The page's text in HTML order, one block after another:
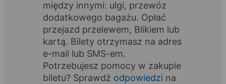
między innymi: ulgi, przewóz
dodatkowego bagażu. Opłać
przejazd przelewem, Blikiem lub
kartą. Bilety otrzymasz na adres
e-mail lub SMS-em.
Potrzebujesz pomocy w zakupie
biletu? Sprawdź odpowiedzi na